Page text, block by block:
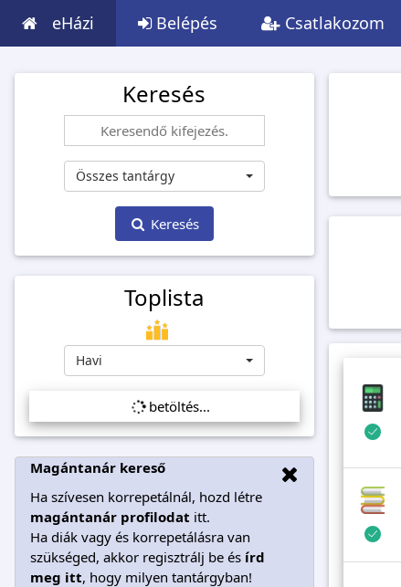
eHázi Belépés Csatlakozom
Keresés
Összes tantárgy
Keresés
Toplista
Havi
betöltés...
Magántanár kereső
Ha szívesen korrepetálnál, hozd létre
magántanár profilodat itt.
Ha diák vagy és korrepetálásra van
szükséged, akkor regisztrálj be és írd
meg itt, hogy milyen tantárgyban!